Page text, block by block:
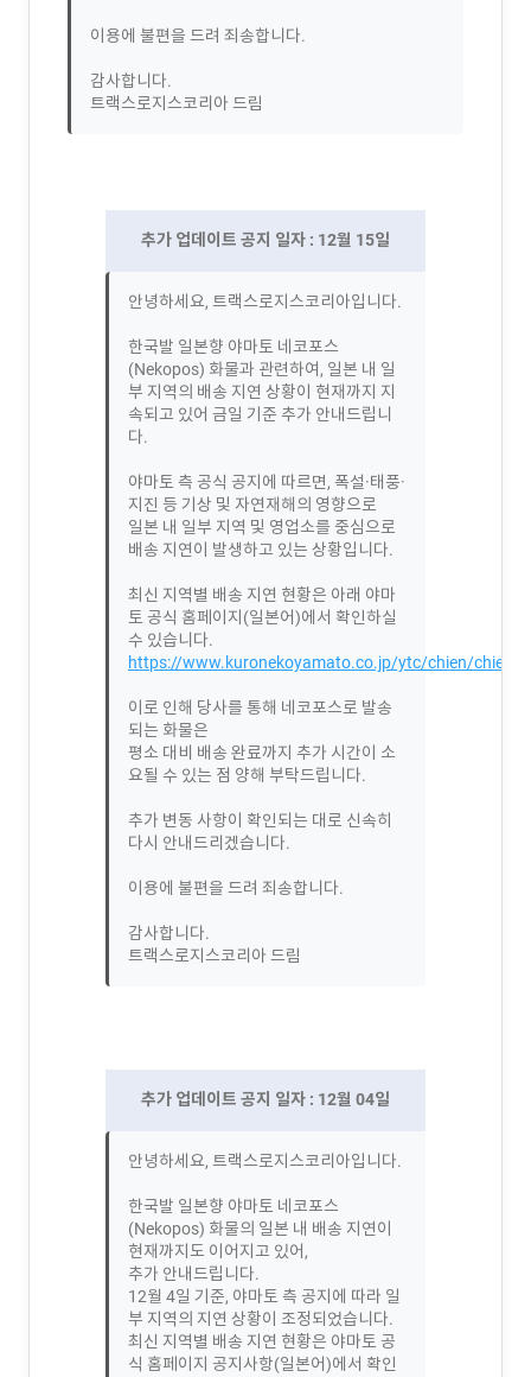
이용에 불편을 드려 죄송합니다.
감사합니다.
트랙스로지스코리아 드림
추가 업데이트 공지 일자 : 12월 15일
안녕하세요, 트랙스로지스코리아입니다.
한국발 일본향 야마토 네코포스
(Nekopos) 화물과 관련하여, 일본 내 일
부 지역의 배송 지연 상황이 현재까지 지
속되고 있어 금일 기준 추가 안내드립니
다.
야마토 측 공식 공지에 따르면, 폭설·태풍·
지진 등 기상 및 자연재해의 영향으로
일본 내 일부 지역 및 영업소를 중심으로
배송 지연이 발생하고 있는 상황입니다.
최신 지역별 배송 지연 현황은 아래 야마
토 공식 홈페이지(일본어)에서 확인하실
수 있습니다.
https://www.kuronekoyamato.co.jp/ytc/chien/
이로 인해 당사를 통해 네코포스로 발송
되는 화물은
평소 대비 배송 완료까지 추가 시간이 소
요될 수 있는 점 양해 부탁드립니다.
추가 변동 사항이 확인되는 대로 신속히
다시 안내드리겠습니다.
이용에 불편을 드려 죄송합니다.
감사합니다.
트랙스로지스코리아 드림
추가 업데이트 공지 일자 : 12월 04일
안녕하세요, 트랙스로지스코리아입니다.
한국발 일본향 야마토 네코포스
(Nekopos) 화물의 일본 내 배송 지연이
현재까지도 이어지고 있어,
추가 안내드립니다.
12월 4일 기준, 야마토 측 공지에 따라 일
부 지역의 지연 상황이 조정되었습니다.
최신 지역별 배송 지연 현황은 야마토 공
식 홈페이지 공지사항(일본어)에서 확인